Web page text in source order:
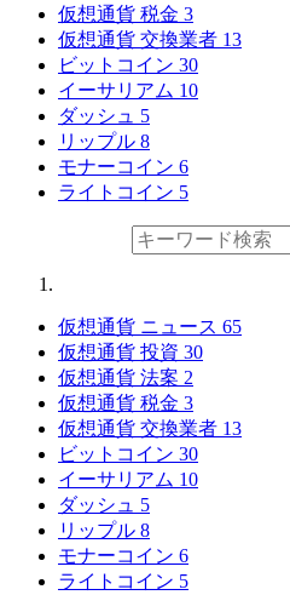
仮想通貨 税金 3
仮想通貨 交換業者 13
ビットコイン 30
イーサリアム 10
ダッシュ 5
リップル 8
モナーコイン 6
ライトコイン 5
仮想通貨 ニュース 65
仮想通貨 投資 30
仮想通貨 法案 2
仮想通貨 税金 3
仮想通貨 交換業者 13
ビットコイン 30
イーサリアム 10
ダッシュ 5
リップル 8
モナーコイン 6
ライトコイン 5